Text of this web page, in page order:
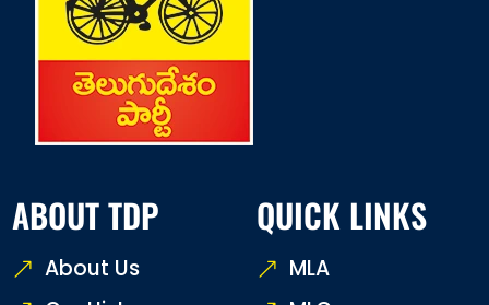
ABOUT TDP
About Us
QUICK LINKS
MLA